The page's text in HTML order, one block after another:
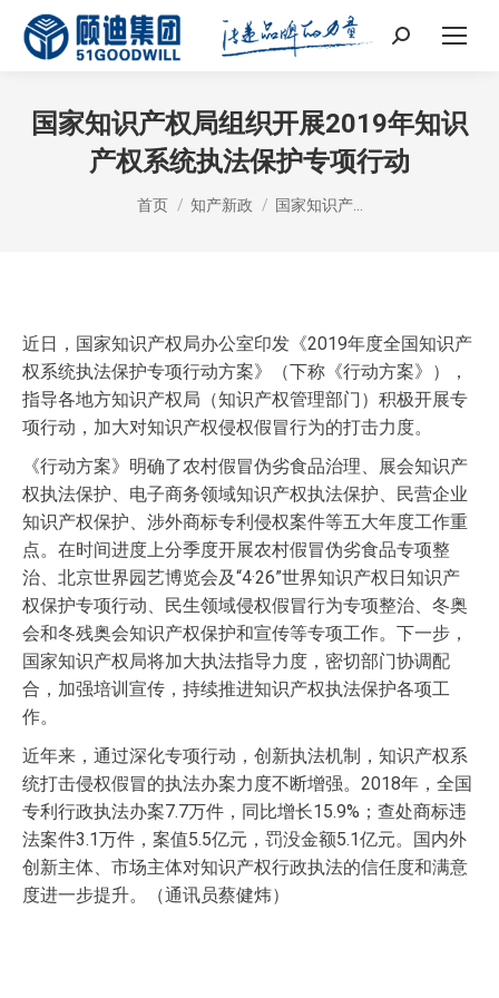
Search:
国家知识产权局组织开展2019年知识
产权系统执法保护专项行动
您在这里：
首页 知产新政 国家知识产…
近日，国家知识产权局办公室印发《2019年度全国知识产
权系统执法保护专项行动方案》（下称《行动方案》），
指导各地方知识产权局（知识产权管理部门）积极开展专
项行动，加大对知识产权侵权假冒行为的打击力度。
《行动方案》明确了农村假冒伪劣食品治理、展会知识产
权执法保护、电子商务领域知识产权执法保护、民营企业
知识产权保护、涉外商标专利侵权案件等五大年度工作重
点。在时间进度上分季度开展农村假冒伪劣食品专项整
治、北京世界园艺博览会及“4·26”世界知识产权日知识产
权保护专项行动、民生领域侵权假冒行为专项整治、冬奥
会和冬残奥会知识产权保护和宣传等专项工作。下一步，
国家知识产权局将加大执法指导力度，密切部门协调配
合，加强培训宣传，持续推进知识产权执法保护各项工
作。
近年来，通过深化专项行动，创新执法机制，知识产权系
统打击侵权假冒的执法办案力度不断增强。2018年，全国
专利行政执法办案7.7万件，同比增长15.9%；查处商标违
法案件3.1万件，案值5.5亿元，罚没金额5.1亿元。国内外
创新主体、市场主体对知识产权行政执法的信任度和满意
度进一步提升。（通讯员蔡健炜）